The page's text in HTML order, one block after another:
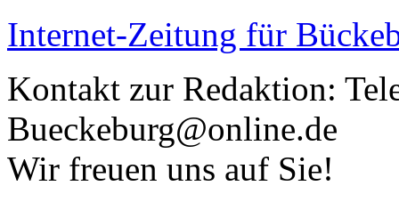
Internet-Zeitung für
Kontakt zur Redaktion:
Bueckeburg@online.de
Wir freuen uns auf Sie!